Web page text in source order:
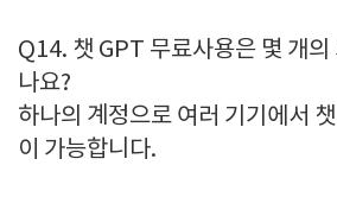
Q14. 챗 GPT 무료사용은 몇 개의
나요?
하나의 계정으로 여러 기기에서
이 가능합니다.